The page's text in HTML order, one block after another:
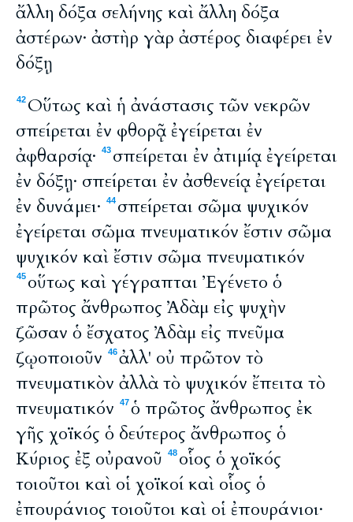
ἄλλη δόξα σελήνης καὶ ἄλλη δόξα
ἀστέρων· ἀστὴρ γὰρ ἀστέρος διαφέρει ἐν
δόξῃ
42 Οὕτως καὶ ἡ ἀνάστασις τῶν νεκρῶν
σπείρεται ἐν φθορᾷ ἐγείρεται ἐν
ἀφθαρσίᾳ·
43 σπείρεται ἐν ἀτιμίᾳ ἐγείρεται
ἐν δόξῃ· σπείρεται ἐν ἀσθενείᾳ ἐγείρεται
ἐν δυνάμει·
44 σπείρεται σῶμα ψυχικόν
ἐγείρεται σῶμα πνευματικόν ἔστιν σῶμα
ψυχικόν καὶ ἔστιν σῶμα πνευματικόν
45 οὕτως καὶ γέγραπται Ἐγένετο ὁ
πρῶτος ἄνθρωπος Ἀδὰμ εἰς ψυχὴν
ζῶσαν ὁ ἔσχατος Ἀδὰμ εἰς πνεῦμα
ζῳοποιοῦν
46ἀλλ' οὐ πρῶτον τὸ
πνευματικὸν ἀλλὰ τὸ ψυχικόν ἔπειτα τὸ
πνευματικόν
47ὁ πρῶτος ἄνθρωπος ἐκ
γῆς χοϊκός ὁ δεύτερος ἄνθρωπος ὁ
Κύριος ἐξ οὐρανοῦ
48 οἷος ὁ χοϊκός
τοιοῦτοι καὶ οἱ χοϊκοί καὶ οἷος ὁ
ἐπουράνιος τοιοῦτοι καὶ οἱ ἐπουράνιοι·